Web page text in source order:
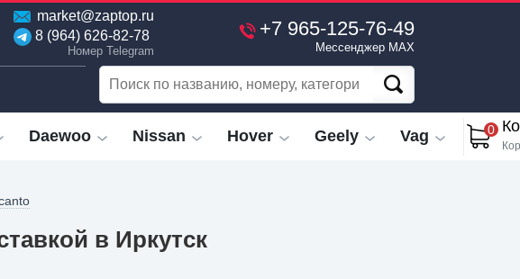
market@zaptop.ru
8 (964) 626-82-78
Номер Telegram
+7 965-125-76-49
Мессенджер MAX
Daewoo Nissan Hover Geely Vag 0
в Иркутск